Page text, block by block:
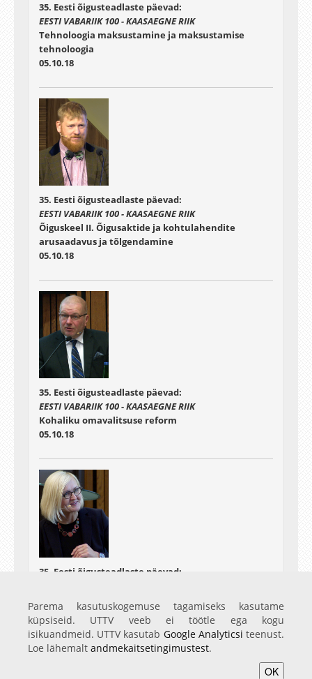
35. Eesti õigusteadlaste päevad:
EESTI VABARIIK 100 - KAASAEGNE RIIK
Tehnoloogia maksustamine ja maksustamise
tehnoloogia
05.10.18
35. Eesti õigusteadlaste päevad:
EESTI VABARIIK 100 - KAASAEGNE RIIK
Õiguskeel II. Õigusaktide ja kohtulahendite
arusaadavus ja tõlgendamine
05.10.18
35. Eesti õigusteadlaste päevad:
EESTI VABARIIK 100 - KAASAEGNE RIIK
Kohaliku omavalitsuse reform
05.10.18
35. Eesti õigusteadlaste päevad:
Poodiumdiskussioon: Kaasaegne riik. Kuidas edasi?
05.10.18
Parema kasutuskogemuse tagamiseks kasutame
küpsiseid. UTTV veeb ei töötle ega kogu
isikuandmeid. UTTV kasutab Google Analyticsi teenust.
Loe lähemalt andmekaitsetingimustest.
OK